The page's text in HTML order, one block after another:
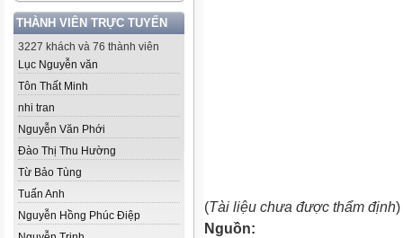
THÀNH VIÊN TRỰC TUYẾN
3227 khách và 76 thành viên
Lục Nguyễn văn
Tôn Thất Minh
nhi tran
Nguyễn Văn Phới
Đào Thị Thu Hường
Từ Bảo Tùng
Tuấn Anh
Nguyễn Hồng Phúc Điệp
(Tài liệu chưa được thẩm định)
Nguồn: